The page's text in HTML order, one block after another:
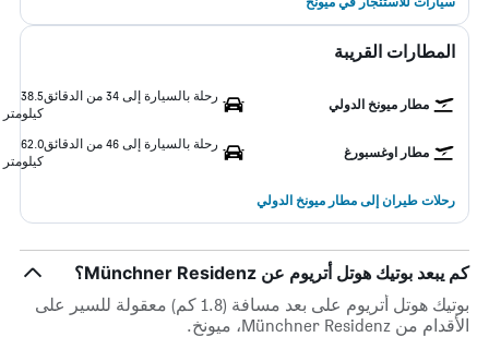
المطارات القريبة
مطار ميونخ الدولي
رحلة بالسيارة إلى 34 من الدقائق
38.5
كيلومتر
مطار اوغسبورغ
رحلة بالسيارة إلى 46 من الدقائق
62.0
كيلومتر
رحلات طيران إلى مطار ميونخ الدولي
كم يبعد بوتيك هوتل أتريوم عن Münchner Residenz؟
بوتيك هوتل أتريوم على بعد مسافة (1.8 كم) معقولة للسير على
الأقدام من Münchner Residenz، ميونخ.